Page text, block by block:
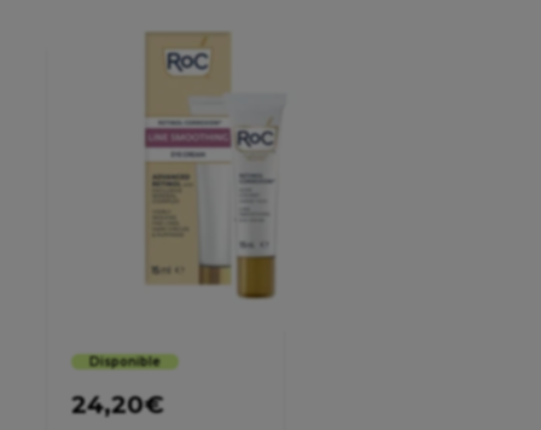
Disponible
24,20€